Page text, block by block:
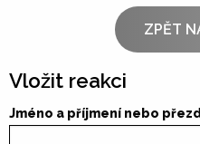
ZPĚT
Vložit reakci
Jméno a příjmení nebo